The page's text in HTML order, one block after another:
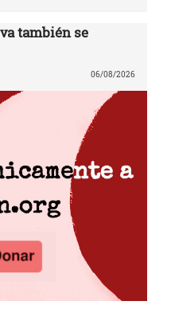
también se
06/08/2026